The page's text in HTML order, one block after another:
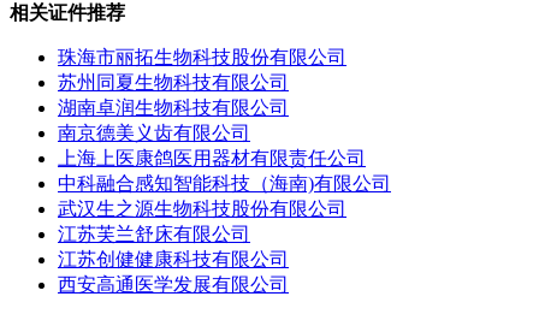
相关证件推荐
珠海市丽拓生物科技股份有限公司
苏州同夏生物科技有限公司
湖南卓润生物科技有限公司
南京德美义齿有限公司
上海上医康鸽医用器材有限责任公司
中科融合感知智能科技（海南)有限公司
武汉生之源生物科技股份有限公司
江苏芙兰舒床有限公司
江苏创健健康科技有限公司
西安高通医学发展有限公司